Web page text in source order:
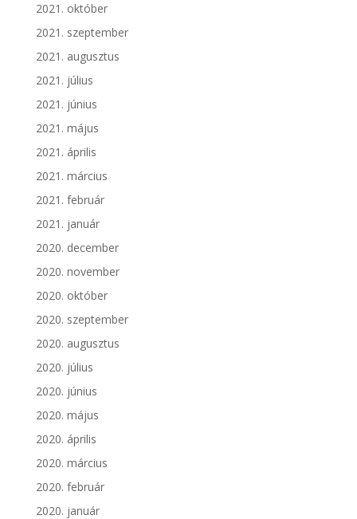
2021. október
2021. szeptember
2021. augusztus
2021. július
2021. június
2021. május
2021. április
2021. március
2021. február
2021. január
2020. december
2020. november
2020. október
2020. szeptember
2020. augusztus
2020. július
2020. június
2020. május
2020. április
2020. március
2020. február
2020. január